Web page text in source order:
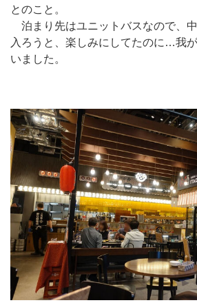
とのこと。
泊まり先はユニットバスなので、
入ろうと、楽しみにしてたのに…我
いました。